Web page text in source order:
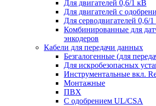
Для двигателей 0,6/1 кВ
Для двигателей с
Для серводвигателей 0,6/
Комбинированные для
энкодеров
Кабели для передачи данных
Безгалогенные (для
Для искробезопасных
Инструментальные вкл.
Монтажные
ПВХ
С одобрением UL/CSA